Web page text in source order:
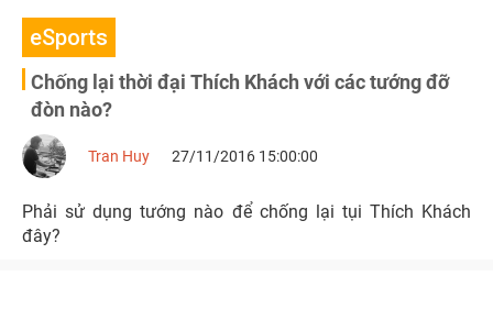
eSports
Chống lại thời đại Thích Khách với các tướng đỡ
đòn nào?
Tran Huy 27/11/2016 15:00:00
Phải sử dụng tướng nào để chống lại tụi Thích Khách
đây?